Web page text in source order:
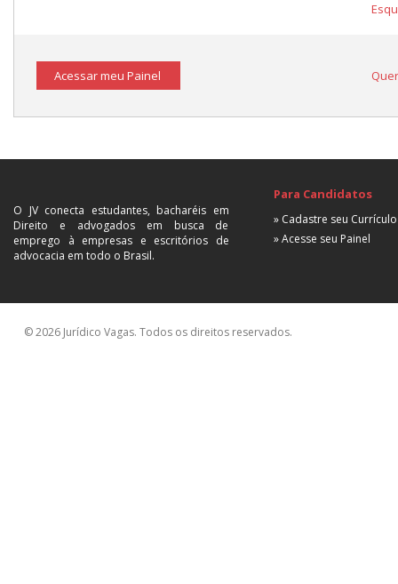
Acessar meu Painel
O JV conecta estudantes, bacharéis em
Direito e advogados em busca de
emprego à empresas e escritórios de
advocacia em todo o Brasil.
Para Candidatos
» Cadastre seu Currículo
» Acesse seu Painel
© 2026 Jurídico Vagas. Todos os direitos reservados.